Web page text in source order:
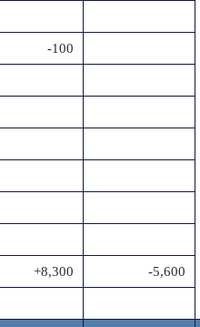
-100
+8,300 -5,600